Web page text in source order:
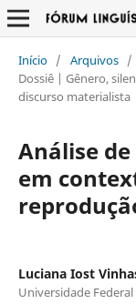
Início / Arquivos /
Dossiê | Gênero,
discurso materialista
Análise
em
Luciana Iost
Universidade